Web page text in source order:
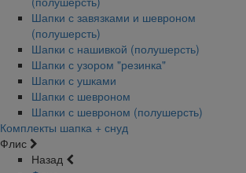
Шапки с завязками и шевроном
(полушерсть)
Шапки с нашивкой (полушерсть)
Шапки с узором "резинка"
Шапки с ушками
Шапки с шевроном
Шапки с шевроном (полушерсть)
Комплекты шапка + снуд
Флис
Назад